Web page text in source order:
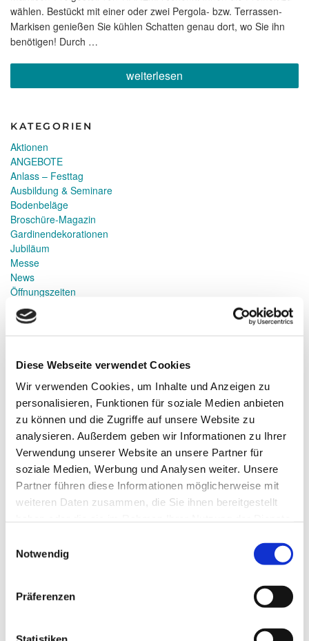
Diese Webseite verwendet Cookies
Wir verwenden Cookies, um Inhalte und Anzeigen zu
personalisieren, Funktionen für soziale Medien anbieten
zu können und die Zugriffe auf unsere Website zu
analysieren. Außerdem geben wir Informationen zu Ihrer
Verwendung unserer Website an unsere Partner für
soziale Medien, Werbung und Analysen weiter. Unsere
Partner führen diese Informationen möglicherweise mit
weiteren Daten zusammen, die Sie ihnen bereitgestellt
Notwendig
Präferenzen
wählen. Bestückt mit einer oder zwei Pergola- bzw. Terrassen-
Markisen genießen Sie kühlen Schatten genau dort, wo Sie ihn
benötigen! Durch …
„Neue
FreiRäume
weiterlesen
KATEGORIEN
Aktionen
ANGEBOTE
Anlass – Festtag
Ausbildung & Seminare
Bodenbeläge
Broschüre-Magazin
Gardinendekorationen
Jubiläum
Messe
News
Öffnungszeiten
Polstern
Referenz
Sonnenschutz
Zertifikate
ARCHIV
Juli 2026(1)
April 2026(2)
März 2026(2)
Dezember 2025(1)
November 2025
(1)
August 2025(1)
Juli 2025(1)
April 2025(1)
Oktober 2024
Juni 2024(3)